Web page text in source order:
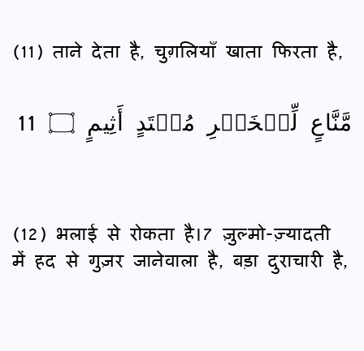
(11) ताने देता है, चुग़लियाँ खाता फिरता है,
مَّنَّاعٍ لِّلۡخَيۡرِ مُعۡتَدٍ أَثِيمٍ ۝ 11
(12) भलाई से रोकता है।7 ज़ुल्मो-ज़्यादती
में हद से गुज़र जानेवाला है, बड़ा दुराचारी है,